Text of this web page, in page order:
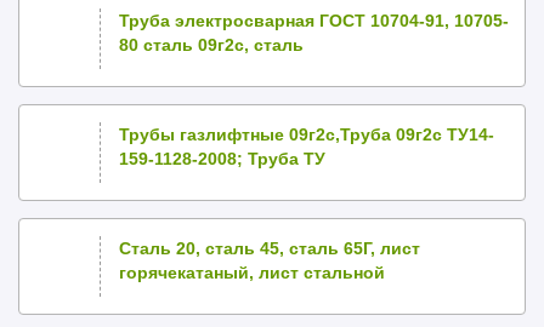
Труба электросварная ГОСТ 10704-91, 10705-
80 сталь 09г2с, сталь
Трубы газлифтные 09г2с,Труба 09г2с ТУ14-
159-1128-2008; Труба ТУ
Сталь 20, сталь 45, сталь 65Г, лист
горячекатаный, лист стальной